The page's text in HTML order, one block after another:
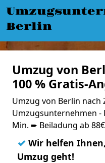
Berlin
Umzug von
100 % Gratis-
Umzug von Berlin nach
Umzugsunternehmen -
Min. ➨ Beiladung ab 88€
✓ Wir helfen
Umzug geht!